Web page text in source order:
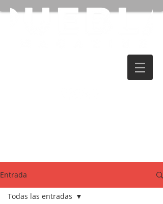
Entrada
Todas las entradas